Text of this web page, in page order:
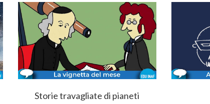
Storie travagliate di pianeti